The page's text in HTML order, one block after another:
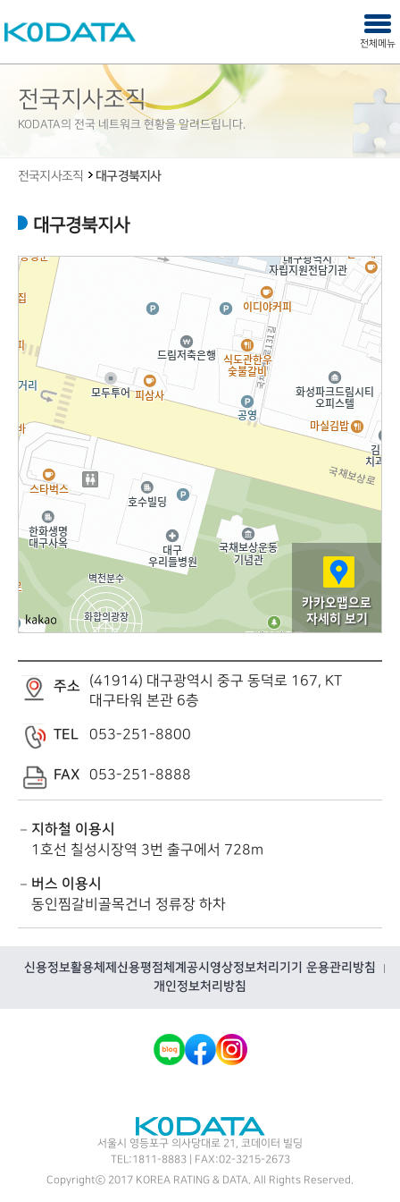
KODATA
사
열
닫기
전체메뉴
전국지사조직
KODATA의 전국 네트워크 현황을 알려드립니다.
전국지사조직 대구경북지사
대구경북지사
카카오맵으로
자세히 보기
주소
(41914) 대구광역시 중구 동덕로 167, KT
대구타워 본관 6층
TEL 053-251-8800
FAX 053-251-8888
지하철 이용시
1호선 칠성시장역 3번 출구에서 728m
버스 이용시
동인찜갈비골목건너 정류장 하차
신용정보활용체제 신용평점체계공시 영상정보처리기기 운용관리방침
개인정보처리방침
KODATA
서울시 영등포구 의사당대로 21, 코데이터 빌딩
TEL:1811-8883 | FAX:02-3215-2673
Copyrightⓒ 2017 KOREA RATING & DATA. All Rights Reserved.